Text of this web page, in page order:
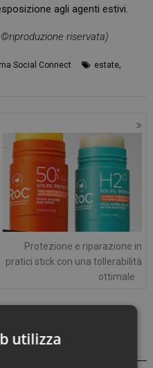
agli agenti estivi.
riservata)
Social Connect estate,
Protezione e riparazione in
pratici stick con una tollerabilità
ottimale
utilizza